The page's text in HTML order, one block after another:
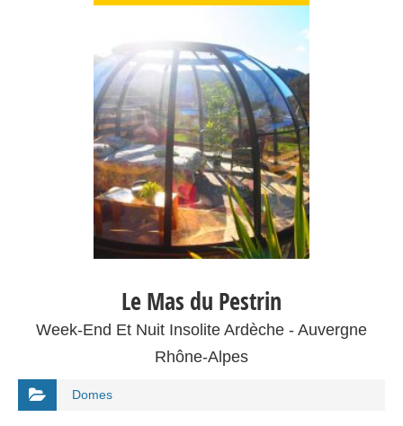
Le Mas du Pestrin
Week-End Et Nuit Insolite Ardèche - Auvergne
Rhône-Alpes
Domes